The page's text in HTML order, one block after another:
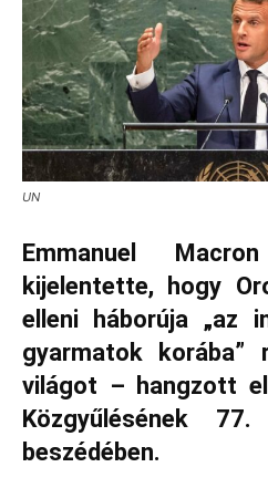
UN
Emmanuel
kijelentette, hogy
elleni háborúja „az
gyarmatok
világot – hangzott
Közgyűlésének
beszédében.